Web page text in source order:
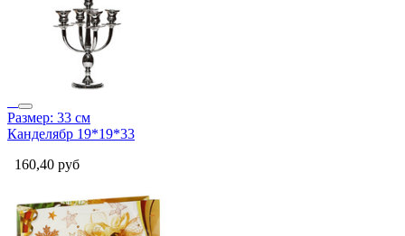
Размер: 33 см
Канделябр 19*19*33
160,40 руб